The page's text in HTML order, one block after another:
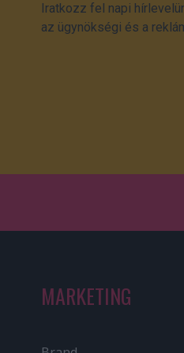
Iratkozz fel napi
az ügynökségi és a
MARKETING